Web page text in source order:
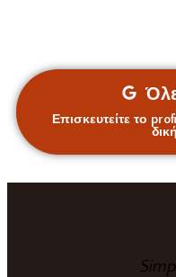
Επισκευτείτε το